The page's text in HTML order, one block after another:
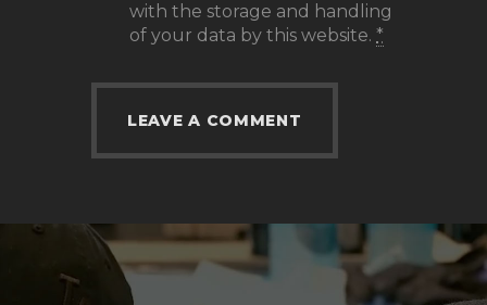
with the storage and handling
of your data by this website.*